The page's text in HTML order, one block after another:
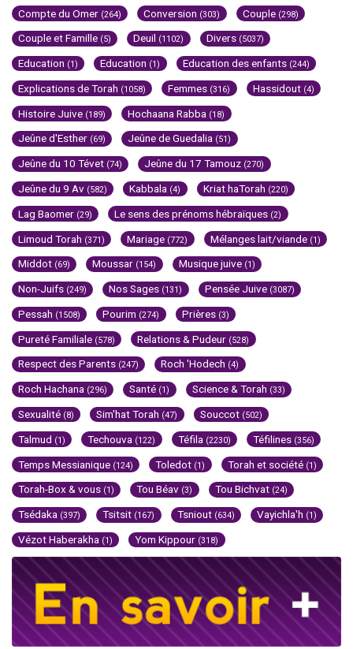
Compte du Omer (264) Conversion (303) Couple (298)
Couple et Famille (5) Deuil (1102) Divers (5037)
Education (1) Education (1) Education des enfants (244)
Explications de Torah (1058) Femmes (316) Hassidout (4)
Histoire Juive (189) Hochaana Rabba (18)
Jeûne d'Esther (69) Jeûne de Guedalia (51)
Jeûne du 10 Tévet (74) Jeûne du 17 Tamouz (270)
Jeûne du 9 Av (582) Kabbala (4) Kriat haTorah (220)
Lag Baomer (29) Le sens des prénoms hébraïques (2)
Limoud Torah (371) Mariage (772) Mélanges lait/viande (1)
Middot (69) Moussar (154) Musique juive (1)
Non-Juifs (249) Nos Sages (131) Pensée Juive (3087)
Pessah (1508) Pourim (274) Prières (3)
Pureté Familiale (578) Relations & Pudeur (528)
Respect des Parents (247) Roch 'Hodech (4)
Roch Hachana (296) Santé (1) Science & Torah (33)
Sexualité (8) Sim'hat Torah (47) Souccot (502)
Talmud (1) Techouva (122) Téfila (2230) Téfilines (356)
Temps Messianique (124) Toledot (1) Torah et société (1)
Torah-Box & vous (1) Tou Béav (3) Tou Bichvat (24)
Tsédaka (397) Tsitsit (167) Tsniout (634) Vayichla'h (1)
Vézot Haberakha (1) Yom Kippour (318)